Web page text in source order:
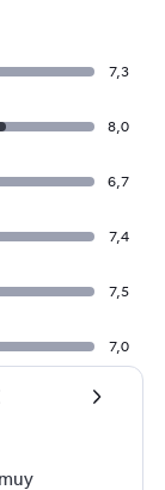
7,3
8,0
6,7
7,4
7,5
7,0